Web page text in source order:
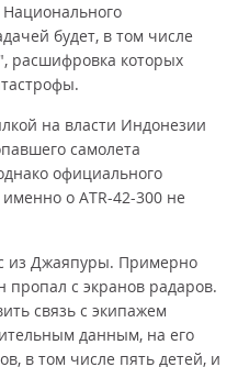
будет, в том числе
расшифровка которых
на власти Индонезии
самолета
официального
о ATR-42-300 не
из Джаяпуры. Примерно
пропал с экранов радаров.
связь с экипажем
данным, на его
в том числе пять детей, и